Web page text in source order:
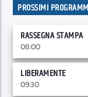
PROSSIMI
RASSEGNA STAMPA
08:00
LIBERAMENTE
09:30